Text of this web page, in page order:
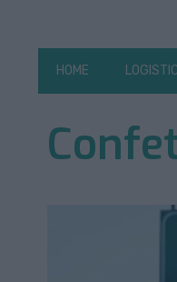
HOME